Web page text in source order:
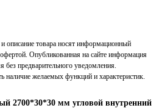
2700*30*30 мм угловой внутренний
описание товара носят информационный
Опубликованная на сайте информация
предварительного уведомления.
наличие желаемых функций и характеристик.